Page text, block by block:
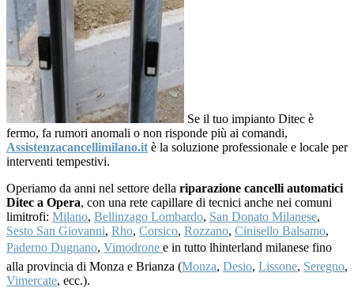
Se il tuo impianto Ditec è
fermo, fa rumori anomali o non risponde più ai comandi,
Assistenzacancellimilano.it è la soluzione professionale e locale per
interventi tempestivi.
Operiamo da anni nel settore della riparazione cancelli automatici
Ditec a Opera, con una rete capillare di tecnici anche nei comuni
limitrofi: Milano, Bellinzago Lombardo, San Donato Milanese,
Sesto San Giovanni, Rho, Corsico, Rozzano, Cinisello Balsamo,
Paderno Dugnano, Vimodrone e in tutto lhinterland milanese fino
alla provincia di Monza e Brianza (Monza, Desio, Lissone, Seregno,
Vimercate, ecc.).